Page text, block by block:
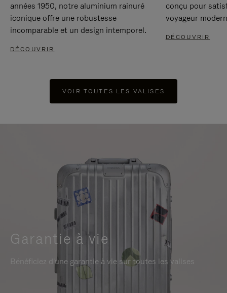
années 1950, notre aluminium rainuré
iconique offre une robustesse
incomparable et un design intemporel.
DÉCOUVRIR
conçu pour
voyageur
DÉCOUVRIR
VOIR TOUTES LES VALISES
Garantie à vie
Bénéficiez d'une garantie à vie sur toutes les valises